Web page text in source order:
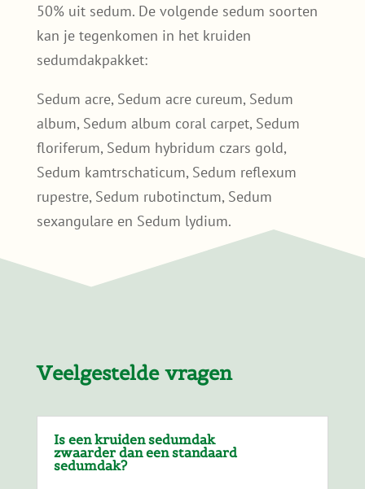
50% uit sedum. De volgende sedum soorten
kan je tegenkomen in het kruiden
sedumdakpakket:
Sedum acre, Sedum acre cureum, Sedum
album, Sedum album coral carpet, Sedum
floriferum, Sedum hybridum czars gold,
Sedum kamtrschaticum, Sedum reflexum
rupestre, Sedum rubotinctum, Sedum
sexangulare en Sedum lydium.
Veelgestelde vragen
Is een kruiden sedumdak
zwaarder dan een standaard
sedumdak?